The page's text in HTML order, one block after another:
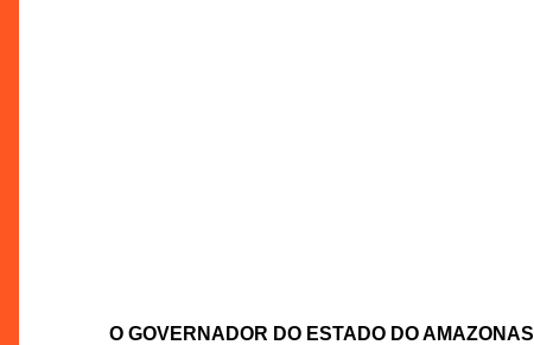
O GOVERNADOR DO ESTADO DO AMAZONAS